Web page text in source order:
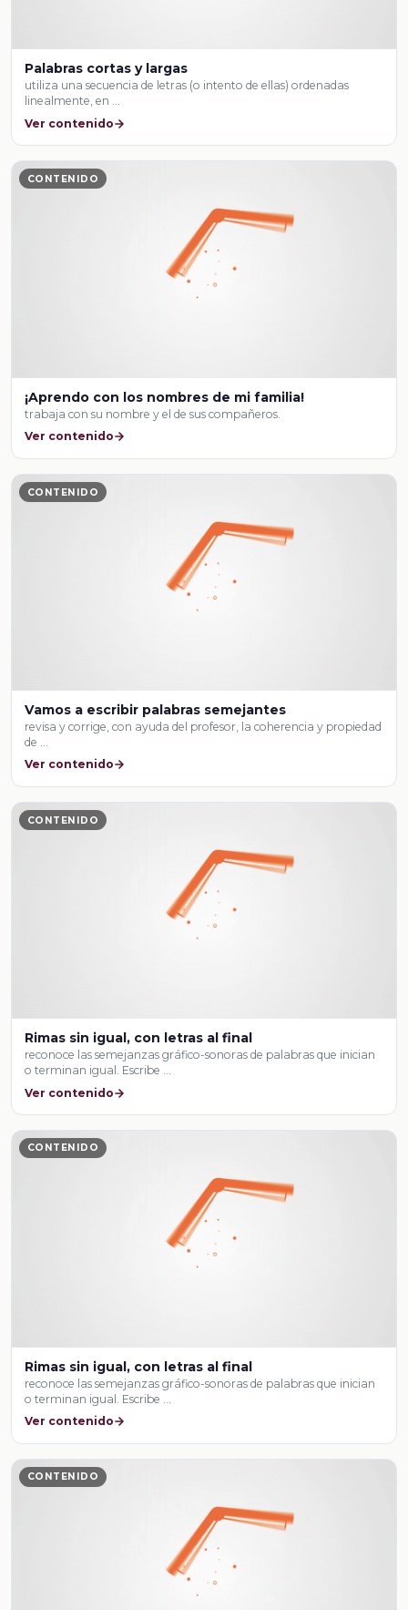
Palabras cortas y largas
utiliza una secuencia de letras (o intento de ellas) ordenadas
linealmente, en …
Ver contenido
CONTENIDO
¡Aprendo con los nombres de mi familia!
trabaja con su nombre y el de sus compañeros.
Ver contenido
CONTENIDO
Vamos a escribir palabras semejantes
revisa y corrige, con ayuda del profesor, la coherencia y propiedad
de …
Ver contenido
CONTENIDO
Rimas sin igual, con letras al final
reconoce las semejanzas gráfico-sonoras de palabras que inician
o terminan igual. Escribe …
Ver contenido
CONTENIDO
Rimas sin igual, con letras al final
reconoce las semejanzas gráfico-sonoras de palabras que inician
o terminan igual. Escribe …
Ver contenido
CONTENIDO